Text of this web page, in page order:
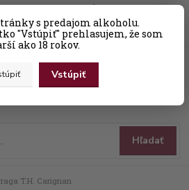
s predajom alkoholu.
"Vstúpiť" prehlasujem, že som
ako 18 rokov.
Vstúpiť
Hľadať
za0,00 EUR
T.H. Carignan